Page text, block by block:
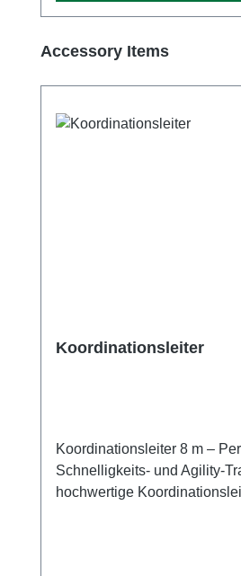
Produktgalerie überspringen
Accessory Items
Koordinationsleiter
Koordinationsleiter 8 m –
Schnelligkeits- und Agility-
hochwertige